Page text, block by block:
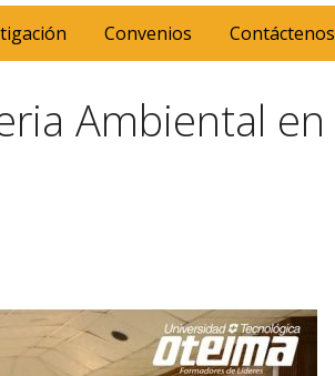
Convenios Contáctenos
Ambiental en